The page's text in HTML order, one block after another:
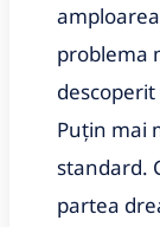
problema
Puțin mai
standard.
partea